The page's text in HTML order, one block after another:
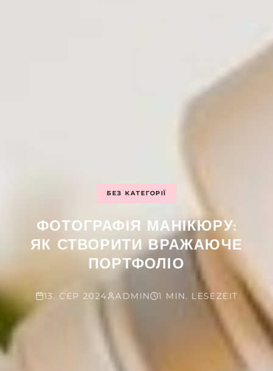
БЕЗ КАТЕГОРІЇ
ФОТОГРАФІЯ МАНІКЮРУ:
ЯК СТВОРИТИ ВРАЖАЮЧЕ
ПОРТФОЛІО
13. СЕР 2024 ADMIN 1 MIN. LESEZEIT